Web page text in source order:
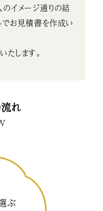
イメージ通りの結
でお見積書を作成い
します。
れ
ぶ